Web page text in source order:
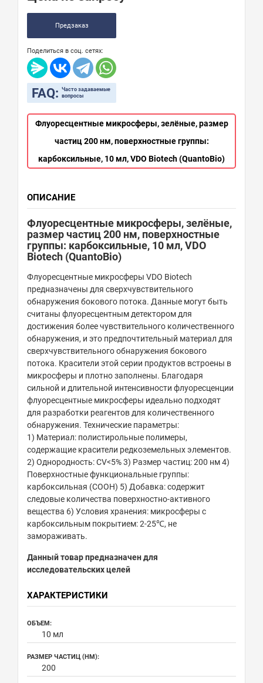
Предзаказ
Поделиться в соц. сетях:
FAQ: Часто задаваемые
вопросы
Флуоресцентные микросферы, зелёные, размер
частиц 200 нм, поверхностные группы:
карбоксильные, 10 мл, VDO Biotech (QuantoBio)
ОПИСАНИЕ
Флуоресцентные микросферы, зелёные,
размер частиц 200 нм, поверхностные
группы: карбоксильные, 10 мл, VDO
Biotech (QuantoBio)
Флуоресцентные микросферы VDO Biotech
предназначены для сверхчувствительного
обнаружения бокового потока. Данные могут быть
считаны флуоресцентным детектором для
достижения более чувствительного количественного
обнаружения, и это предпочтительный материал для
сверхчувствительного обнаружения бокового
потока. Красители этой серии продуктов встроены в
микросферы и плотно заполнены. Благодаря
сильной и длительной интенсивности флуоресценции
флуоресцентные микросферы идеально подходят
для разработки реагентов для количественного
обнаружения. Технические параметры:
1) Материал: полистирольные полимеры,
содержащие красители редкоземельных элементов.
2) Однородность: CV<5% 3) Размер частиц: 200 нм 4)
Поверхностные функциональные группы:
карбоксильная (COOH) 5) Добавка: содержит
следовые количества поверхностно-активного
вещества 6) Условия хранения: микросферы с
карбоксильным покрытием: 2-25℃, не
замораживать.
Данный товар предназначен для
исследовательских целей
ХАРАКТЕРИСТИКИ
ОБЪЕМ:
10 мл
РАЗМЕР ЧАСТИЦ (НМ):
200